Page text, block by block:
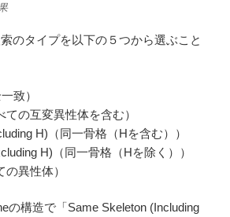
のタイプを以下の５つから選ぶこと
致）
ての互変異性体を含む）
H)（同一骨格（Hを含む））
H)（同一骨格（Hを除く））
異性体）
の構造で「Same Skeleton (Including